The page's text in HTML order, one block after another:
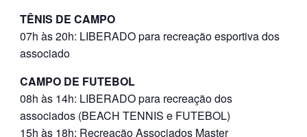
TÊNIS DE CAMPO
07h às 20h: LIBERADO para recreação esportiva dos
associado
CAMPO DE FUTEBOL
08h às 14h: LIBERADO para recreação dos
associados (BEACH TENNIS e FUTEBOL)
15h às 18h: Recreação Associados Master